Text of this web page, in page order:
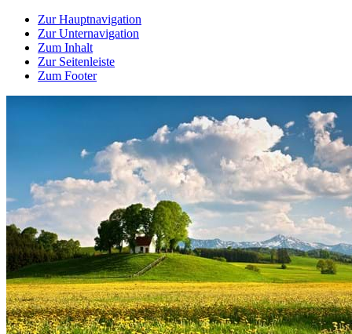
Zur Hauptnavigation
Zur Unternavigation
Zum Inhalt
Zur Seitenleiste
Zum Footer